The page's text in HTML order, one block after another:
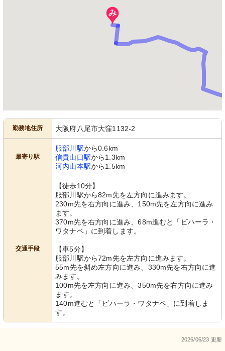
勤務地住所 大阪府八尾市大窪1132-2
最寄り駅
服部川駅から0.6km
信貴山口駅から1.3km
河内山本駅から1.5km
交通手段
【徒歩10分】
服部川駅から82m先を左方向に進みます。
230m先を右方向に進み、150m先を左方向に進み
ます。
370m先を右方向に進み、68m進むと「ビハーラ・
ワタナベ」に到着します。
【車5分】
服部川駅から72m先を左方向に進みます。
55m先を斜め左方向に進み、330m先を右方向に進
みます。
100m先を左方向に進み、350m先を右方向に進み
ます。
140m進むと「ビハーラ・ワタナベ」に到着しま
す。
2026/06/23 更新